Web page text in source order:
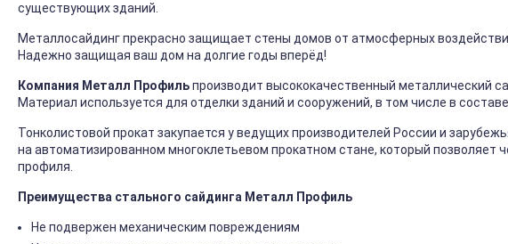
существующих зданий.
Металлосайдинг прекрасно защищает стены домов от атмосферных
Надежно защищая ваш дом на долгие годы вперёд!
Компания Металл Профильпроизводит высококачественный металлический
Материал используется для отделки зданий и сооружений, в том числе в
Тонколистовой прокат закупается у ведущих производителей России и
на автоматизированном многоклетьевом прокатном стане, который
профиля.
Преимущества стального сайдинга Металл Профиль
Не подвержен механическим повреждениям